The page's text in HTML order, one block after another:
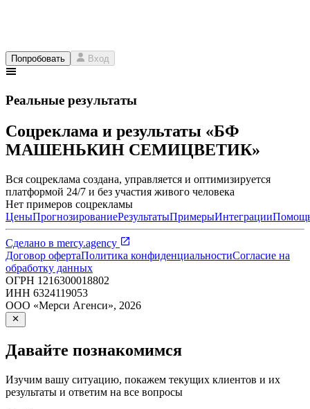
Попробовать Вход
Реальные результаты
Соцреклама и результаты «БФ
МАШЕНЬКИН СЕМИЦВЕТИК»
Вся соцреклама создана, управляется и оптимизируется
платформой 24/7 и без участия живого человека
Нет примеров соцрекламы
ЦеныПрогнозированиеРезультатыПримерыИнтеграции
Сделано в mercy.agency
Договор офертаПолитика конфиденциальностиСогласие на
обработку данных
ОГРН 1216300018802
ИНН 6324119053
ООО «Мерси Агенси», 2026
Давайте познакомимся
Изучим вашу ситуацию, покажем текущих клиентов и их
результаты и ответим на все вопросы